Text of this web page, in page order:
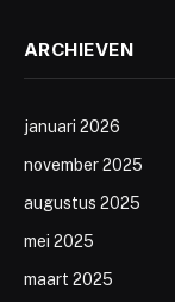
ARCHIEVEN
januari 2026
november 2025
augustus 2025
mei 2025
maart 2025